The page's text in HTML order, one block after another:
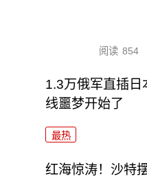
阅读 854
1.3万俄军直插日
线噩梦开始了
最热
红海惊涛！沙特